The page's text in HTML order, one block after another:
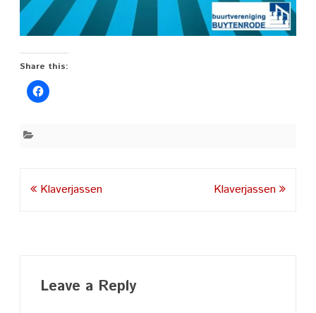
Share this:
PostKlaverjassen Klaverjassen
Leave a Reply